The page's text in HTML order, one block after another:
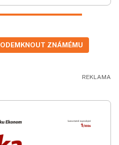
ODEMKNOUT ZNÁMÉMU